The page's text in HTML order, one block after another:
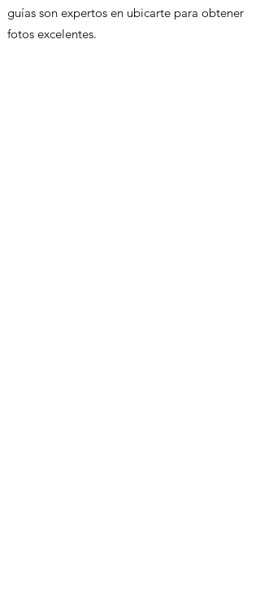
guías son expertos en ubicarte para obtener
fotos excelentes.